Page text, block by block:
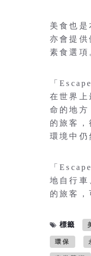
美食也
亦會提供
素食選項
「
在世界上
命的地方
的旅客
環境中仍
「
地自行車
的旅客
標籤
環保